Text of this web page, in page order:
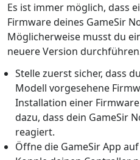
Es ist immer möglich, dass
Firmware deines GameSir
Möglicherweise musst du
neuere Version
Stelle zuerst sicher, dass
Modell vorgesehene
Installation einer
dazu, dass dein GameSir
reagiert.
Öffne die GameSir App